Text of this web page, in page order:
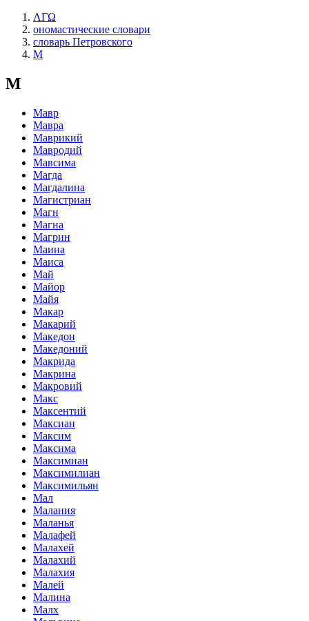
ΛΓΩ
ономастические словари
словарь Петровского
М
М
Мавр
Мавра
Маврикий
Мавродий
Мавсима
Магда
Магдалина
Магистриан
Магн
Магна
Магрин
Маина
Маиса
Май
Майор
Майя
Макар
Макарий
Македон
Македоний
Макрида
Макрина
Макровий
Макс
Максентий
Максиан
Максим
Максима
Максимиан
Максимилиан
Максимильян
Мал
Малания
Маланья
Малафей
Малахей
Малахий
Малахия
Малей
Малина
Малх